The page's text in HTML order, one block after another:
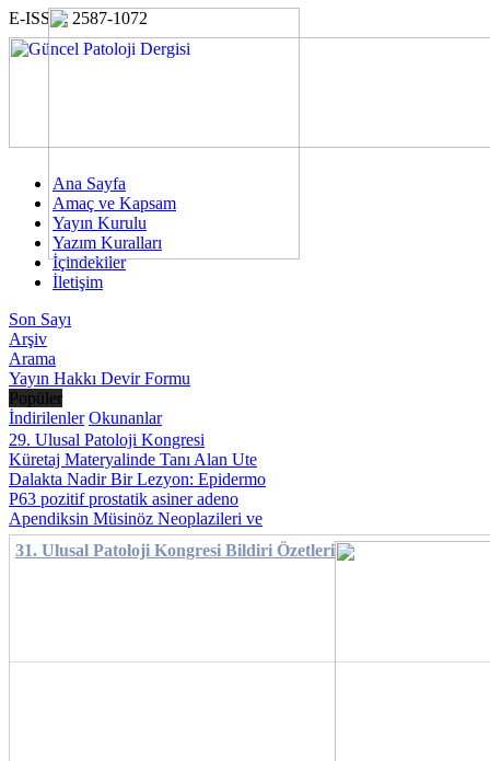
E-ISSN: 2587-1072
Ana Sayfa
Amaç ve Kapsam
Yayın Kurulu
Yazım Kuralları
İçindekiler
İletişim
Son Sayı
Arşiv
Arama
Yayın Hakkı Devir Formu
Popüler
İndirilenler Okunanlar
29. Ulusal Patoloji Kongresi
Küretaj Materyalinde Tanı Alan Ute
Dalakta Nadir Bir Lezyon: Epidermo
P63 pozitif prostatik asiner adeno
Apendiksin Müsinöz Neoplazileri ve
31. Ulusal Patoloji Kongresi Bildiri Özetleri